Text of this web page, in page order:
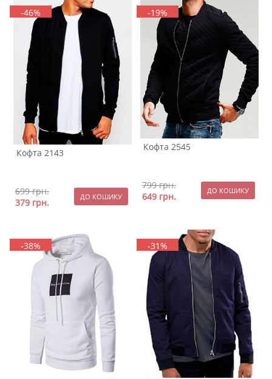
-46%
Кофта 2143
699грн.
379 грн.
-19%
Кофта 2545
799грн.
649 грн.
-38% -31%